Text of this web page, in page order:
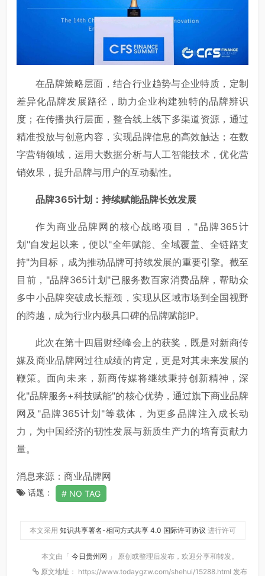
在品牌策略层面，结合行业趋势与企业特质，定制
差异化品牌发展路径，助力企业构建独特的品牌辨识
度；在传播执行层面，整合线上线下多渠道资源，通过
精准投放与创意内容，实现品牌信息的高效触达；在数
字营销领域，运用大数据分析与人工智能技术，优化营
销效果，提升品牌与用户的互动黏性。
品牌365计划：持续赋能品牌长效发展
作为商业品牌网的核心战略项目，"品牌365计
划"自发起以来，便以"全年赋能、全域覆盖、全链路支
持"为目标，成为推动品牌可持续发展的重要引擎。截至
目前，"品牌365计划"已服务数百家消费品牌，帮助众
多中小品牌突破成长瓶颈，实现从区域市场到全国视野
的跨越，成为行业内极具口碑的品牌赋能IP。
此次在第十四届财经峰会上的获奖，既是对新商传
媒及商业品牌网过往成绩的肯定，更是对其未来发展的
鞭策。面向未来，新商传媒将继续秉持创新精神，深
化"品牌服务+科技赋能"的核心优势，通过旗下商业品牌
网及"品牌365计划"等载体，为更多品牌注入成长动
力，为中国经济的韧性发展与新质生产力的培育贡献力
量。
消息来源：商业品牌网
话题： NO TAG
本文采用 知识共享署名-相同方式共享 4.0 国际许可协议 进行许可
本文由「 今日贵州网 」 原创或整理后发布，欢迎分享和转发。
原文地址： https://www.todaygzw.com/shehui/15288.html 发布